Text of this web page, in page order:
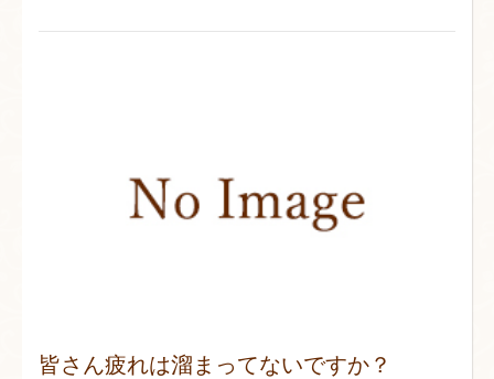
皆さん疲れは溜まってないですか？